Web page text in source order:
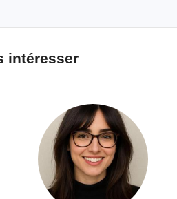
intéresser